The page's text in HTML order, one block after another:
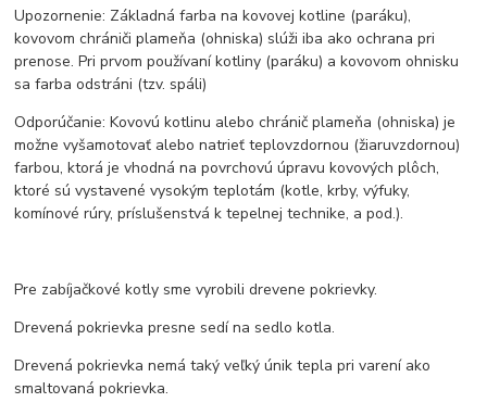
Upozornenie: Základná farba na kovovej kotline (paráku),
kovovom chrániči plameňa (ohniska) slúži iba ako ochrana pri
prenose. Pri prvom používaní kotliny (paráku) a kovovom ohnisku
sa farba odstráni (tzv. spáli)
Odporúčanie: Kovovú kotlinu alebo chránič plameňa (ohniska) je
možne vyšamotovať alebo natrieť teplovzdornou (žiaruvzdornou)
farbou, ktorá je vhodná na povrchovú úpravu kovových plôch,
ktoré sú vystavené vysokým teplotám (kotle, krby, výfuky,
komínové rúry, príslušenstvá k tepelnej technike, a pod.).
Pre zabíjačkové kotly sme vyrobili drevene pokrievky.
Drevená pokrievka presne sedí na sedlo kotla.
Drevená pokrievka nemá taký veľký únik tepla pri varení ako
smaltovaná pokrievka.